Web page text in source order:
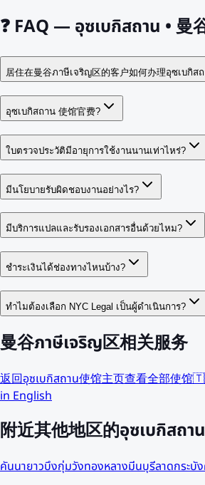
❓ FAQ — อุซเบกิสถาน • 曼
居住在曼谷ภาษีเจริญ区的客户如何办理อุซเบกิส
อุซเบกิสถาน 使馆官费?
ใบตรวจประวัติมีอายุการใช้งานนานเท่าไหร่?
มีนโยบายรับผิดชอบงานอย่างไร?
มีบริการแปลและรับรองเอกสารอื่นด้วยไหม?
ชำระเงินได้ช่องทางไหนบ้าง?
ทำไมต้องเลือก NYC Legal เป็นผู้ดำเนินการ?
曼谷ภาษีเจริญ区相关服务
返回อุซเบกิสถาน使馆主页查看全部使馆
in English
附近其他地区的อุซเบกิสถา
คันนายาวบึงกุ่มวังทองหลางมีนบุรีลาดกระบัง